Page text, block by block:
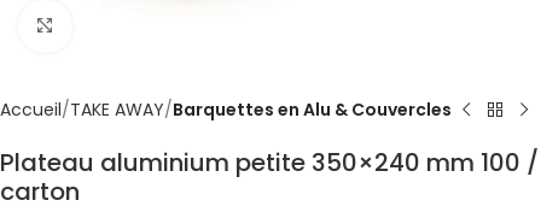
Accueil TAKE AWAY Barquettes en Alu & Couvercles
Plateau aluminium petite 350×240 mm 100 /
carton